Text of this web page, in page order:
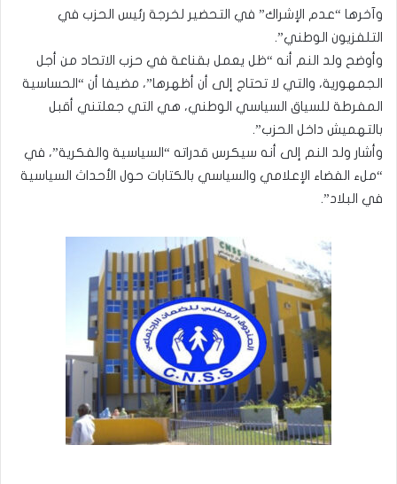
وآخرها “عدم الإشراك” في التحضير لخرجة رئيس الحزب في
التلفزيون الوطني”.
وأوضح ولد النم أنه “ظل يعمل بقناعة في حزب الاتحاد من أجل
الجمهورية، والتي لا تحتاج إلى أن أظهرها”، مضيفا أن “الحساسية
المفرطة للسياق السياسي الوطني، هي التي جعلتني أقبل
بالتهميش داخل الحزب”.
وأشار ولد النم إلى أنه سيكرس قدراته “السياسية والفكرية”، في
“ملء الفضاء الإعلامي والسياسي بالكتابات حول الأحداث السياسية
في البلاد”.